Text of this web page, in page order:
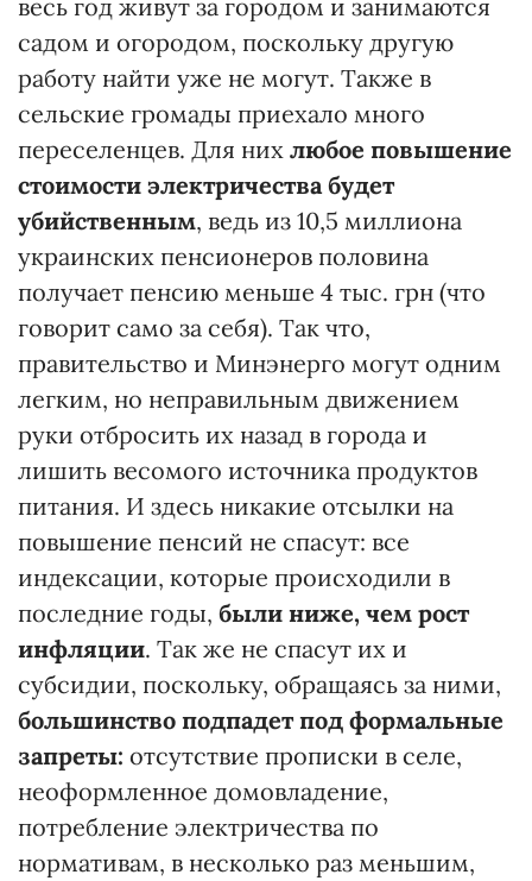
весь год живут за городом и занимаются
садом и огородом, поскольку другую
работу найти уже не могут. Также в
сельские громады приехало много
переселенцев. Для них любое повышение
стоимости электричества будет
убийственным, ведь из 10,5 миллиона
украинских пенсионеров половина
получает пенсию меньше 4 тыс. грн (что
говорит само за себя). Так что,
правительство и Минэнерго могут одним
легким, но неправильным движением
руки отбросить их назад в города и
лишить весомого источника продуктов
питания. И здесь никакие отсылки на
повышение пенсий не спасут: все
индексации, которые происходили в
последние годы, были ниже, чем рост
инфляции. Так же не спасут их и
субсидии, поскольку, обращаясь за ними,
большинство подпадет под формальные
запреты: отсутствие прописки в селе,
неоформленное домовладение,
потребление электричества по
нормативам, в несколько раз меньшим,